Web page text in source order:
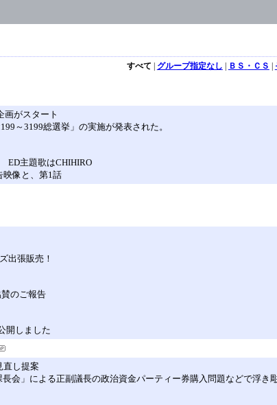
すべて | グループ指定なし | ＢＳ・ＣＳ |
画がスタート
～3199総選挙」の実施が発表された。
ED主題歌はCHIHIRO
映像と、第1話
出張販売！
のご報告
開しました
直し提案
会」による正副議長の政治資金パーティー券購入問題などで浮